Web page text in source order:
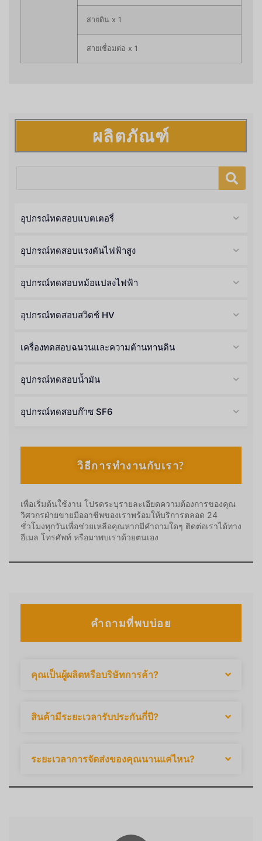
ผลิตภัณฑ์
อุปกรณ์ทดสอบแบตเตอรี่
อุปกรณ์ทดสอบแรงดันไฟฟ้าสูง
อุปกรณ์ทดสอบหม้อแปลงไฟฟ้า
อุปกรณ์ทดสอบสวิตช์ HV
เครื่องทดสอบฉนวนและความต้านทานดิน
อุปกรณ์ทดสอบน้ำมัน
อุปกรณ์ทดสอบก๊าซ SF6
วิธีการทำงานกับเรา?
เพื่อเริ่มต้นใช้งาน โปรดระบุรายละเอียดความต้องการของคุณ
วิศวกรฝ่ายขายมืออาชีพของเราพร้อมให้บริการตลอด 24
ชั่วโมงทุกวันเพื่อช่วยเหลือคุณหากมีคำถามใดๆ ติดต่อเราได้ทาง
อีเมล โทรศัพท์ หรือมาพบเราด้วยตนเอง
คำถามที่พบบ่อย
คุณเป็นผู้ผลิตหรือบริษัทการค้า?
สินค้ามีระยะเวลารับประกันกี่ปี?
ระยะเวลาการจัดส่งของคุณนานแค่ไหน?
สายดิน x 1
สายเชื่อมต่อ x 1